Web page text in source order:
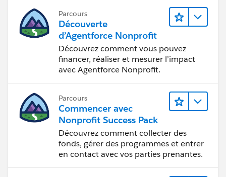
Parcours
Découverte
d’Agentforce Nonprofit
Découvrez comment vous pouvez
financer, réaliser et mesurer l’impact
avec Agentforce Nonprofit.
Parcours
Commencer avec
Nonprofit Success Pack
Découvrez comment collecter des
fonds, gérer des programmes et entrer
en contact avec vos parties prenantes.